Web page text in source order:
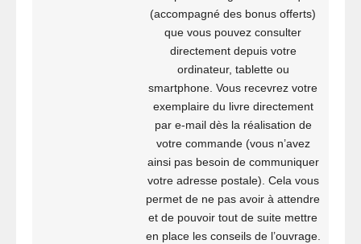
(accompagné des bonus offerts)
que vous pouvez consulter
directement depuis votre
ordinateur, tablette ou
smartphone. Vous recevrez votre
exemplaire du livre directement
par e-mail dès la réalisation de
votre commande (vous n’avez
ainsi pas besoin de communiquer
votre adresse postale). Cela vous
permet de ne pas avoir à attendre
et de pouvoir tout de suite mettre
en place les conseils de l’ouvrage.